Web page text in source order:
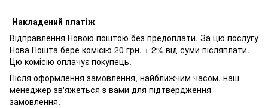
Накладений платіж
Відправлення Новою поштою без предоплати. За цю послугу
Нова Пошта бере комісію 20 грн. + 2% від суми післяплати.
Цю комісію оплачує покупець.
Після оформлення замовлення, найближчим часом, наш
менеджер зв'яжеться з вами для підтвердження
замовлення.